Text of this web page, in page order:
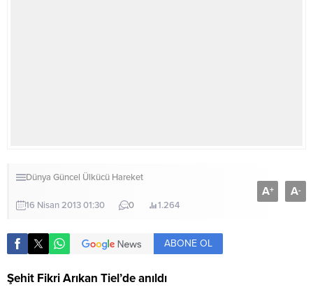
Dünya Güncel Ülkücü Hareket
16 Nisan 2013 01:30 0 1.264
A+ A-
ABONE OL
Şehit Fikri Arıkan Tiel’de anıldı